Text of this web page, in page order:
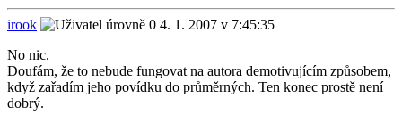
irook
4. 1. 2007 v 7:45:35
No nic.
Doufám, že to nebude fungovat na autora demotivujícím způsobem,
když zařadím jeho povídku do průměrných. Ten konec prostě není
dobrý.